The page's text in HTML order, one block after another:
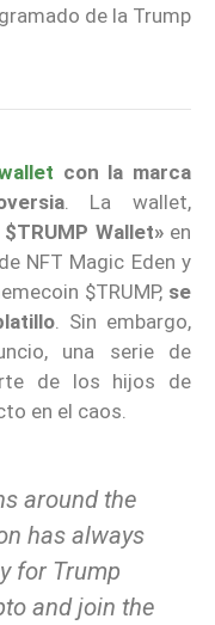
de la Trump
con la marca
. La wallet,
Wallet»en
NFT Magic Eden y
$TRUMP, se
. Sin embargo,
una serie de
de los hijos de
en el caos.
around the
has always
for Trump
and join the